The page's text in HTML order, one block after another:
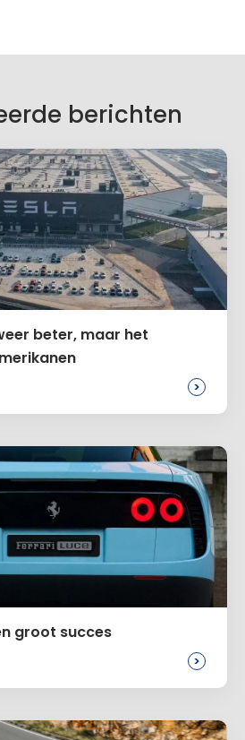
wordt niet gepubliceerd.
reactie toe
berichten
beter, maar het
>
groot succes
>